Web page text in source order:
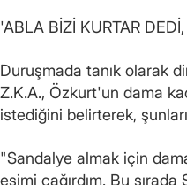
'ABLA BİZİ KURTAR
Duruşmada tanık olarak
Z.K.A., Özkurt'un dama
istediğini belirterek,
"Sandalye almak için
eşimi çağırdım. Bu